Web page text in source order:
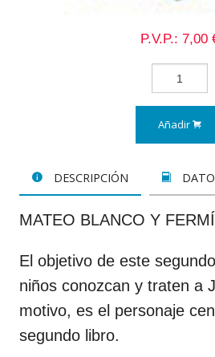
P.V.P.: 7,00
Añadir
DESCRIPCIÓN
MATEO BLANCO Y
El objetivo de este
niños conozcan y traten a
motivo, es el personaje
segundo libro.